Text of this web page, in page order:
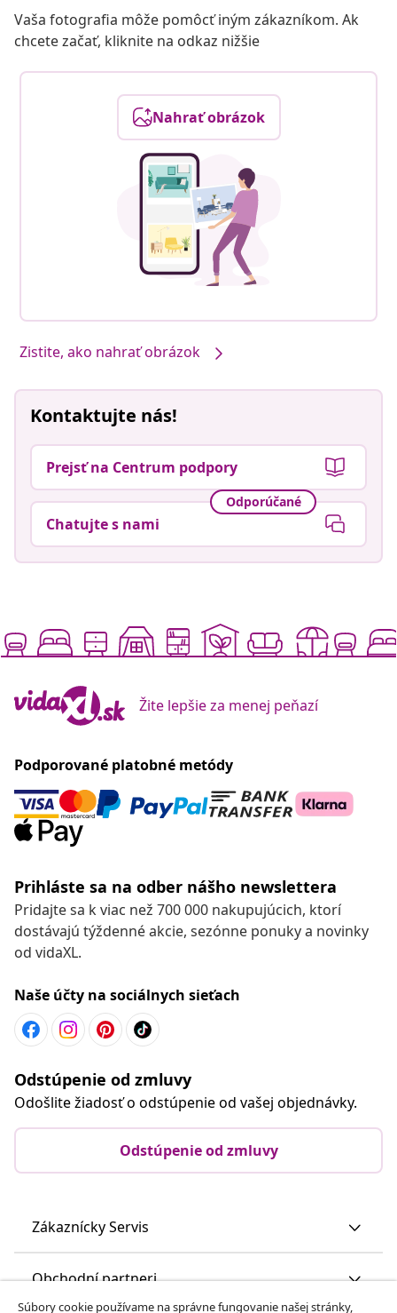
Vaša fotografia môže pomôcť iným zákazníkom. Ak
chcete začať, kliknite na odkaz nižšie
Nahrať obrázok
Zistite, ako nahrať obrázok
Kontaktujte nás!
Prejsť na Centrum podpory
Odporúčané
Chatujte s nami
Žite lepšie za menej peňazí
Podporované platobné metódy
Prihláste sa na odber nášho newslettera
Pridajte sa k viac než 700 000 nakupujúcich, ktorí
dostávajú týždenné akcie, sezónne ponuky a novinky
od vidaXL.
Naše účty na sociálnych sieťach
Odstúpenie od zmluvy
Odošlite žiadosť o odstúpenie od vašej objednávky.
Odstúpenie od zmluvy
Zákaznícky Servis
Obchodní partneri
Súbory cookie používame na správne fungovanie našej stránky,